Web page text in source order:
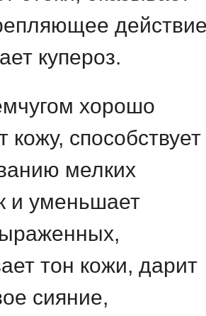
купероз.
хорошо
кожу, способствует
мелких
и уменьшает
тон кожи, дарит
сияние,